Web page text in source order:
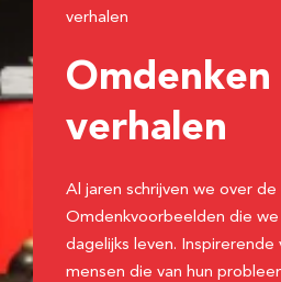
verhalen
Omdenken
verhalen
Al jaren schrijven we over
Omdenkvoorbeelden die
dagelijks leven. Inspirerende
mensen die van hun